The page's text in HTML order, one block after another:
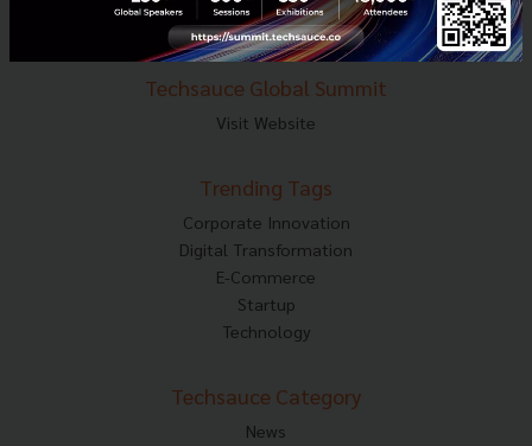
ส่งบทความ
Techsauce Global Summit
Visit Website
Trending Tags
Corporate Innovation
Digital Transformation
E-Commerce
Startup
Technology
Techsauce Category
News